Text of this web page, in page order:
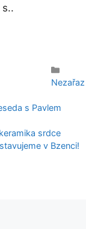
Nezařaz
s Pavlem
srdce
v Bzenci!